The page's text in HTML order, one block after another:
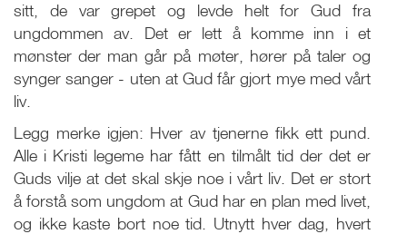
sitt, de var grepet og levde helt for Gud fra
ungdommen av. Det er lett å komme inn i et
mønster der man går på møter, hører på taler og
synger sanger - uten at Gud får gjort mye med vårt
liv.
Legg merke igjen: Hver av tjenerne fikk ett pund.
Alle i Kristi legeme har fått en tilmålt tid der det er
Guds vilje at det skal skje noe i vårt liv. Det er stort
å forstå som ungdom at Gud har en plan med livet,
og ikke kaste bort noe tid. Utnytt hver dag, hvert